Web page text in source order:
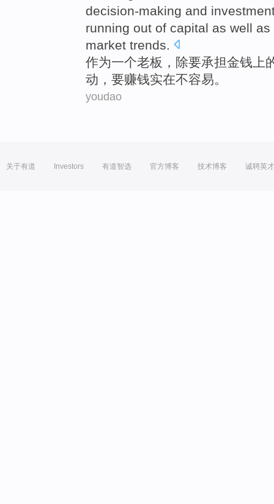
decision-making and
running out of capital as well
market trends
作为一个老板 ，除要承担金钱上
动 ，要赚钱实在不容易。
youdao
关于有道 Investors 有道智选 官方博客 技术博客 诚聘英才